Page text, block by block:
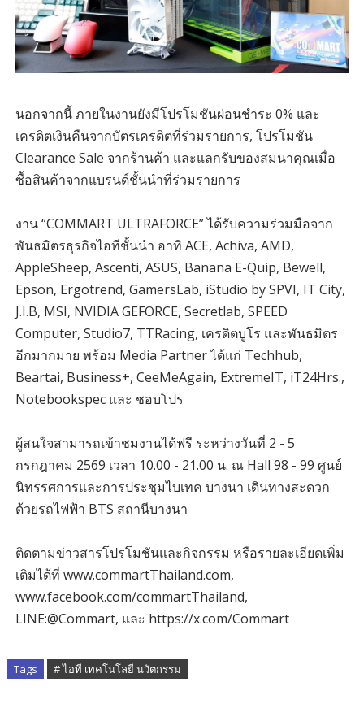
นอกจากนี้ ภายในงานยังมีโปรโมชันผ่อนชำระ 0% และ
เครดิตเงินคืนจากบัตรเครดิตที่ร่วมรายการ, โปรโมชัน
Clearance Sale จากร้านค้า และแลกรับของสมนาคุณเมื่อ
ซื้อสินค้าจากแบรนด์ชั้นนำที่ร่วมรายการ
งาน “COMMART ULTRAFORCE” ได้รับความร่วมมือจาก
พันธมิตรธุรกิจไอทีชั้นนำ อาทิ ACE, Achiva, AMD,
AppleSheep, Ascenti, ASUS, Banana E-Quip, Bewell,
Epson, Ergotrend, GamersLab, iStudio by SPVI, IT City,
J.I.B, MSI, NVIDIA GEFORCE, Secretlab, SPEED
Computer, Studio7, TTRacing, เครดิตบูโร และพันธมิตร
อีกมากมาย พร้อม Media Partner ได้แก่ Techhub,
Beartai, Business+, CeeMeAgain, ExtremeIT, iT24Hrs.,
Notebookspec และ ชอบโปร
ผู้สนใจสามารถเข้าชมงานได้ฟรี ระหว่างวันที่ 2 - 5
กรกฎาคม 2569 เวลา 10.00 - 21.00 น. ณ Hall 98 - 99 ศูนย์
นิทรรศการและการประชุมไบเทค บางนา เดินทางสะดวก
ด้วยรถไฟฟ้า BTS สถานีบางนา
ติดตามข่าวสารโปรโมชันและกิจกรรม หรือรายละเอียดเพิ่ม
เติมได้ที่ www.commartThailand.com,
www.facebook.com/commartThailand,
LINE:@Commart, และ https://x.com/Commart
Tags # ไอที เทคโนโลยี นวัตกรรม